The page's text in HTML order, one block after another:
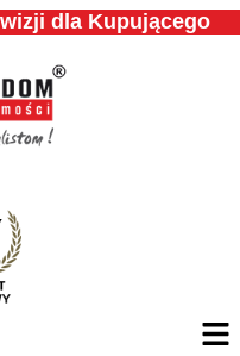
dla Kupującego